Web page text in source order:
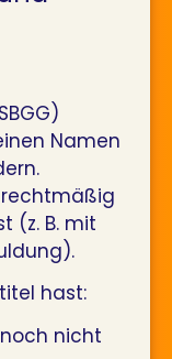
Namen
rechtmäßig
(z. B. mit
hast:
nicht